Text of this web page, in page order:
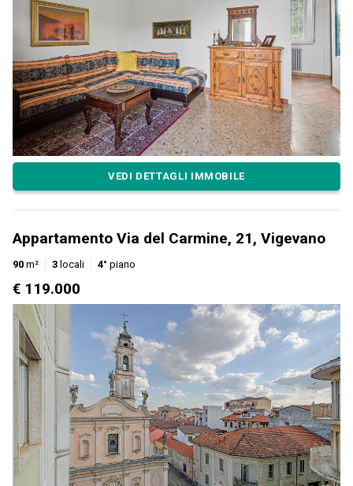
VEDI DETTAGLI IMMOBILE
Appartamento Via del Carmine, 21, Vigevano
90 m² 3 locali 4° piano
€ 119.000